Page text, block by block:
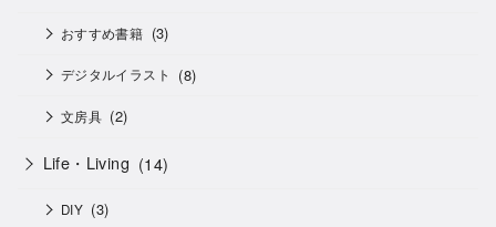
おすすめ書籍 (3)
デジタルイラスト (8)
文房具 (2)
Life・Living (14)
DIY (3)